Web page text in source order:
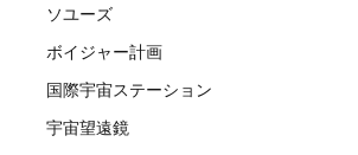
ソユーズ
ボイジャー計画
国際宇宙ステーション
宇宙望遠鏡